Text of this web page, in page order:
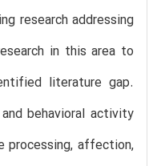
research addressing
in this area to
literature gap.
behavioral activity
processing, affection,